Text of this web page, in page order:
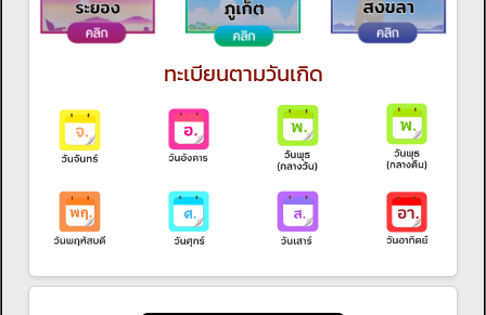
ทะเบียนตามวันเกิด